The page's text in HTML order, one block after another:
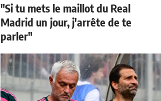
"Si tu mets le maillot du Real
Madrid un jour, j'arrête de te
parler"